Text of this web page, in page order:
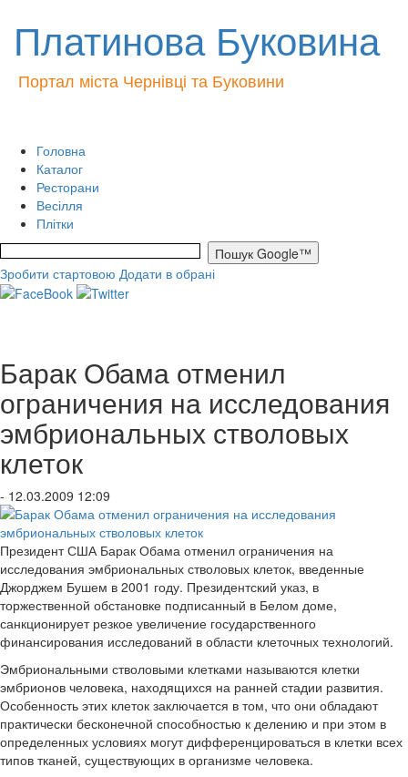
Платинова Буковина
Портал міста Чернівці та Буковини
Головна
Каталог
Ресторани
Весілля
Плітки
Зробити стартовою Додати в обрані
Барак Обама отменил
ограничения на исследования
эмбриональных стволовых
клеток
- 12.03.2009 12:09
Президент США Барак Обама отменил ограничения на
исследования эмбриональных стволовых клеток, введенные
Джорджем Бушем в 2001 году. Президентский указ, в
торжественной обстановке подписанный в Белом доме,
санкционирует резкое увеличение государственного
финансирования исследований в области клеточных технологий.
Эмбриональными стволовыми клетками называются клетки
эмбрионов человека, находящихся на ранней стадии развития.
Особенность этих клеток заключается в том, что они обладают
практически бесконечной способностью к делению и при этом в
определенных условиях могут дифференцироваться в клетки всех
типов тканей, существующих в организме человека.